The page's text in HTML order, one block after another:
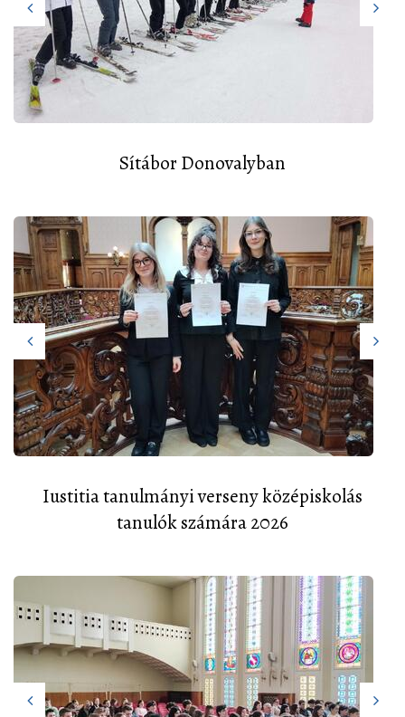
Sítábor Donovalyban
Iustitia tanulmányi verseny középiskolás
tanulók számára 2026